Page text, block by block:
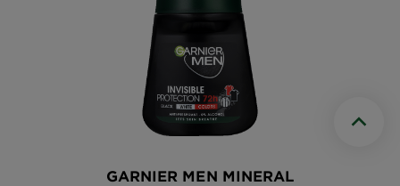
GARNIER MEN MINERAL
Scroll